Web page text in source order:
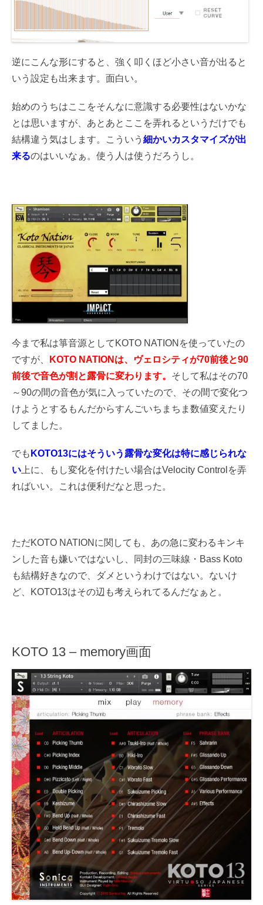
逆にこんな形にすると、強く叩くほど小さい音が出ると
いう設定も出来ます。面白い。
始めのうちはここをそんなに意識する必要性はないかな
とは思いますが、あとあとここを弄れるというだけでも
結構違う気はします。こういう 細かいカスタマイズが出
来るのはいいなぁ。使う人は使うだろうし。
今まで私は箏音源としてKOTO NATIONを使っていたの
ですが、
KOTO NATIONは、ヴェロシティが70前後と90
前後で音色が割と露骨に変わります。 そして私はその70
～90の間の音色が気に入っていたので、その間で変化つ
けようとするもんだからすんごいちまちま数値変えたり
してました。
でも KOTO13にはそういう露骨な変化は特に感じられな
い 上に、もし変化を付けたい場合はVelocity Controlを弄
ればいい。これは便利だなと思った。
ただKOTO NATIONに関しても、あの急に変わるキンキ
ンした音も嫌いではないし、同封の三味線・Bass Koto
も結構好きなので、ダメというわけではない。ないけ
ど、KOTO13はその辺も考えられてるんだなぁと。
KOTO 13 – memory画面